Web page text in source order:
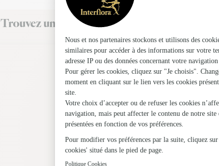
Trouvez un fleuriste Interflora à Villeneuve-